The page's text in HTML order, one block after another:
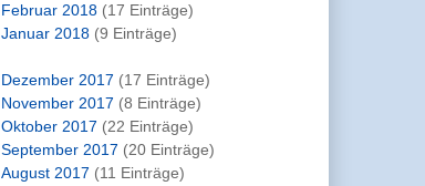
Februar 2018 (17 Einträge)
Januar 2018 (9 Einträge)
Dezember 2017 (17 Einträge)
November 2017 (8 Einträge)
Oktober 2017 (22 Einträge)
September 2017 (20 Einträge)
August 2017 (11 Einträge)